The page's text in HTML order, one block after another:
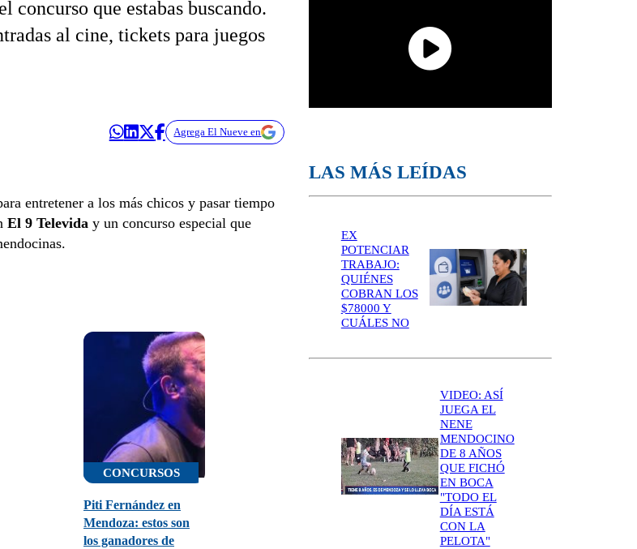
concurso que estabas buscando.
al cine, tickets para juegos
Agrega El Nueve en
entretener a los más chicos y pasar tiempo
El 9 Televida y un concurso especial que
CONCURSOS
Piti Fernández en
Mendoza: estos son
los ganadores de
LAS MÁS LEÍDAS
EX
POTENCIAR
TRABAJO:
QUIÉNES
COBRAN LOS
$78000 Y
CUÁLES NO
VIDEO: ASÍ
JUEGA EL
NENE
MENDOCINO
DE 8 AÑOS
QUE FICHÓ
EN BOCA
"TODO EL
DÍA ESTÁ
CON LA
PELOTA"